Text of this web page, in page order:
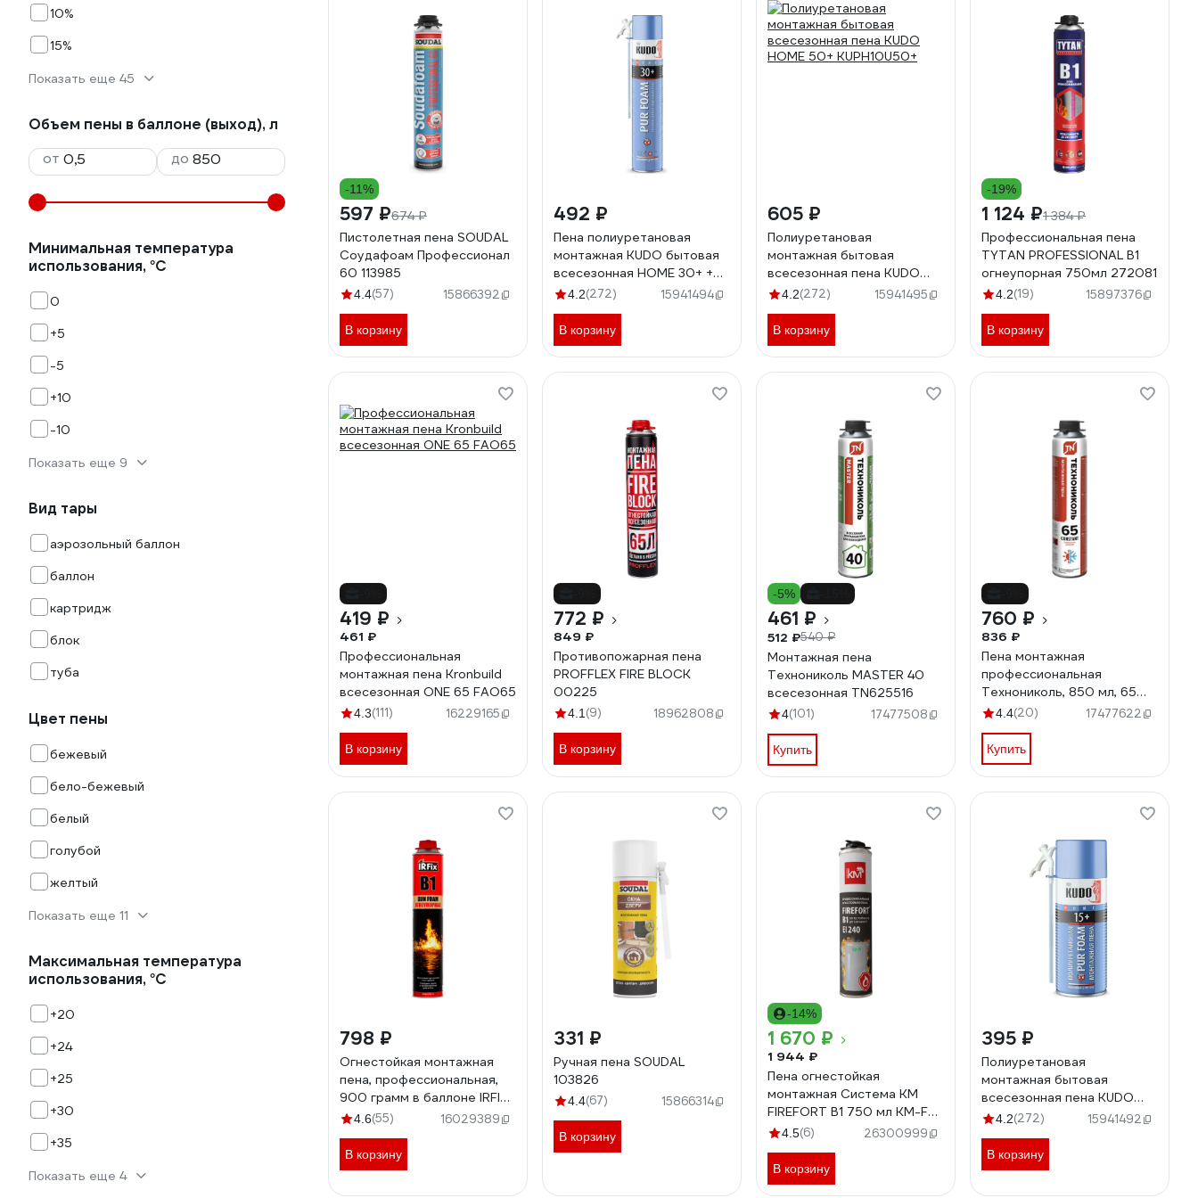
10%
15%
Показать еще 45
Объем пены в баллоне (выход), л
от
до
Минимальная температура
использования, °С
0
+5
-5
+10
-10
Показать еще 9
Вид тары
аэрозольный баллон
баллон
картридж
блок
туба
Цвет пены
бежевый
бело-бежевый
белый
голубой
желтый
Показать еще 11
Максимальная температура
использования, °С
+20
+24
+25
+30
+35
Показать еще 4
-11%
597 ₽674 ₽
Пистолетная пена SOUDAL
Соудафоам Профессионал
60 113985
4.4(57) 15866392
В корзину
492 ₽
Пена полиуретановая
монтажная KUDO бытовая
всесезонная HOME 30+ +
KUPH10U30+
4.2(272) 15941494
В корзину
605 ₽
Полиуретановая
монтажная бытовая
всесезонная пена KUDO
HOME 50+ KUPH10U50+
4.2(272) 15941495
В корзину
-19%
1 124 ₽1 384 ₽
Профессиональная пена
TYTAN PROFESSIONAL В1
огнеупорная 750мл 272081
4.2(19) 15897376
В корзину
419 ₽
461 ₽
Профессиональная
монтажная пена Kronbuild
всесезонная ONE 65 FAO65
4.3(111) 16229165
В корзину
772 ₽
849 ₽
Противопожарная пена
PROFFLEX FIRE BLOCK
00225
4.1 (9) 18962808
В корзину
-5%
461 ₽
512 ₽540 ₽
Монтажная пена
Технониколь MASTER 40
всесезонная TN625516
4(101) 17477508
Купить
760 ₽
836 ₽
Пена монтажная
профессиональная
Технониколь, 850 мл, 65
CONSTANT (КОНСТАНТА),
4.4(20) 17477622
Купить
798 ₽
Огнестойкая монтажная
пена, профессиональная,
900 грамм в баллоне IRFIX
B1, Арт. производителя:
4.6(55) 16029389
В корзину
331 ₽
Ручная пена SOUDAL
103826
4.4(67) 15866314
В корзину
-14%
1 670 ₽
1 944 ₽
Пена огнестойкая
монтажная Система КМ
FIREFORT B1 750 мл KM-FF-
POM-B1
4.5(6) 26300999
В корзину
395 ₽
Полиуретановая
монтажная бытовая
всесезонная пена KUDO
HOME 15+ 520 мл
4.2(272) 15941492
В корзину